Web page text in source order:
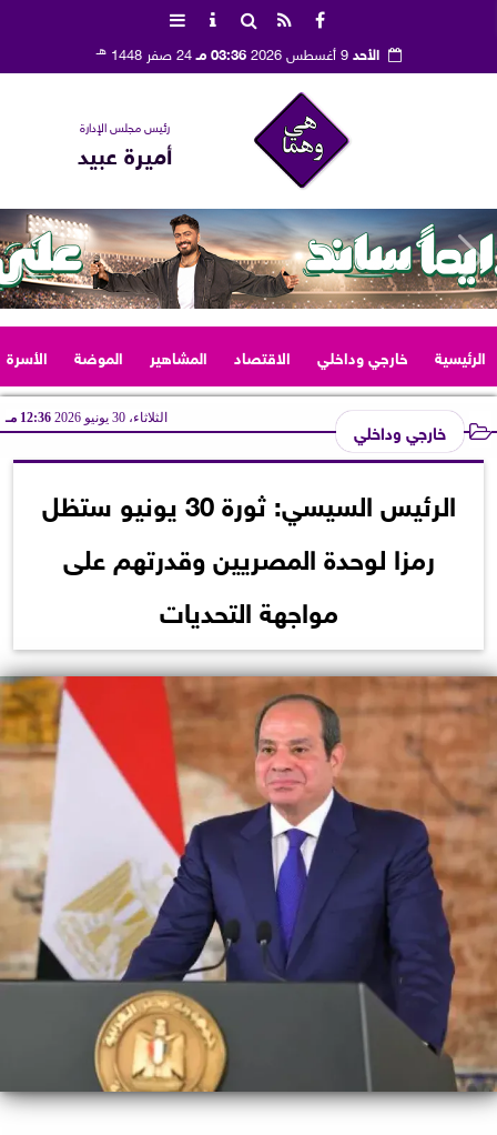
الأحد9 أغسطس 2026 03:36 مـ 24 صفر 1448 هـ
رئيس مجلس الإدارة
أميرة عبيد
الرئيسية خارجي وداخلي الاقتصاد المشاهير الموضة الأسرة
خارجي وداخلي الثلاثاء، 30 يونيو 2026 12:36 مـ
الرئيس السيسي: ثورة 30 يونيو ستظل
رمزا لوحدة المصريين وقدرتهم على
مواجهة التحديات